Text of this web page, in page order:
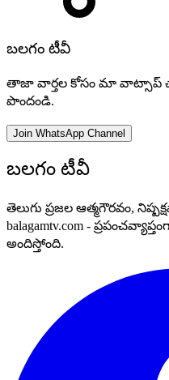
బలగం టీవీ
తాజా వార్తల కోసం మా వాట్సాప్
పొందండి.
Join WhatsApp Channel
బలగం టీవీ
తెలుగు ప్రజల ఆత్మగౌరవం,
balagamtv.com -
అందిస్తోంది.